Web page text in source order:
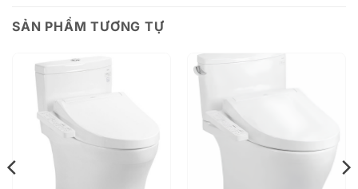
SẢN PHẨM TƯƠNG TỰ